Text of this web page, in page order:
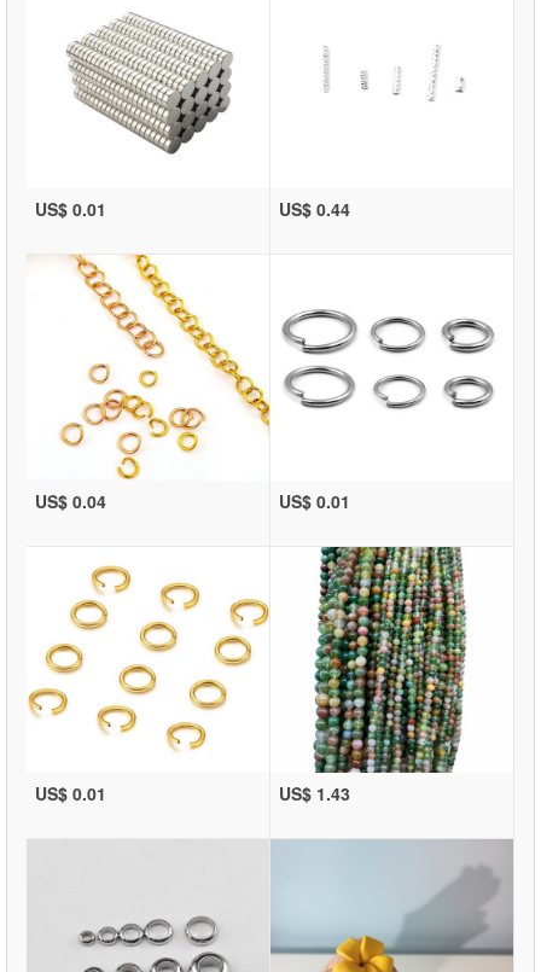
US$ 0.01 US$ 0.44
US$ 0.04 US$ 0.01
US$ 0.01 US$ 1.43